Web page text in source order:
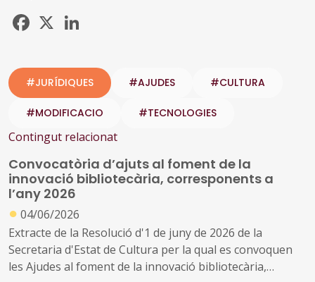
Facebook
#JURÍDIQUES #AJUDES #CULTURA
#MODIFICACIO #TECNOLOGIES
Contingut relacionat
Convocatòria d’ajuts al foment de la
innovació bibliotecària, corresponents a
l’any 2026
● 04/06/2026
Extracte de la Resolució d'1 de juny de 2026 de la
Secretaria d'Estat de Cultura per la qual es convoquen
les Ajudes al foment de la innovació bibliotecària,